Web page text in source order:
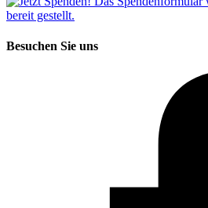
Besuchen Sie uns